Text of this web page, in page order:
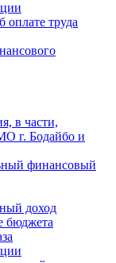
труда
в части,
г. Бодайбо и
финансовый
доход
бюджета